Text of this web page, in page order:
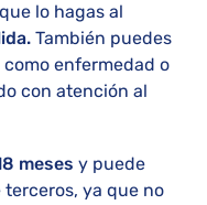
lo hagas al
También puedes
enfermedad o
con atención al
meses y puede
terceros, ya que no